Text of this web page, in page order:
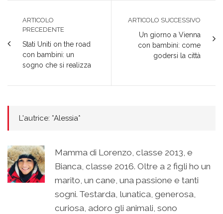
ARTICOLO
PRECEDENTE
Stati Uniti on the road
con bambini: un
sogno che si realizza
ARTICOLO SUCCESSIVO
Un giorno a Vienna
con bambini: come
godersi la città
L'autrice: *Alessia*
Mamma di Lorenzo, classe 2013, e
Bianca, classe 2016. Oltre a 2 figli ho un
marito, un cane, una passione e tanti
sogni. Testarda, lunatica, generosa,
curiosa, adoro gli animali, sono